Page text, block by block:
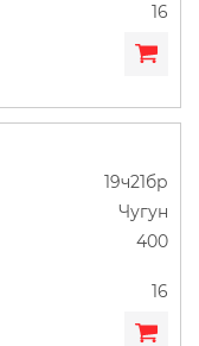
16
19ч21бр
Чугун
400
16